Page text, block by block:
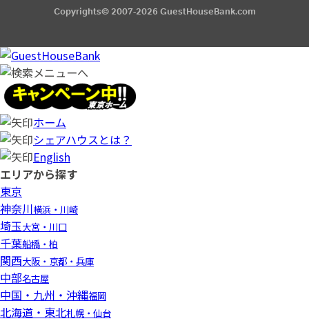
Copyrights© 2007-2026 GuestHouseBank.com
ホーム
シェアハウスとは？
English
エリアから探す
東京
神奈川横浜・川崎
埼玉大宮・川口
千葉船橋・柏
関西大阪・京都・兵庫
中部名古屋
中国・九州・沖縄福岡
北海道・東北札幌・仙台